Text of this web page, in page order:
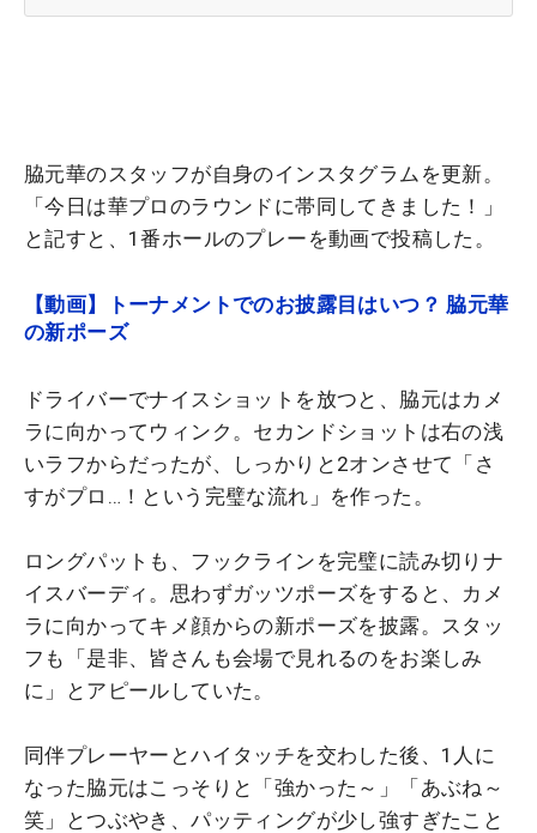
脇元華のスタッフが自身のインスタグラムを更新。
「今日は華プロのラウンドに帯同してきました！」
と記すと、1番ホールのプレーを動画で投稿した。
【動画】トーナメントでのお披露目はいつ？ 脇元華
の新ポーズ
ドライバーでナイスショットを放つと、脇元はカメ
ラに向かってウィンク。セカンドショットは右の浅
いラフからだったが、しっかりと2オンさせて「さ
すがプロ…！という完璧な流れ」を作った。
ロングパットも、フックラインを完璧に読み切りナ
イスバーディ。思わずガッツポーズをすると、カメ
ラに向かってキメ顔からの新ポーズを披露。スタッ
フも「是非、皆さんも会場で見れるのをお楽しみ
に」とアピールしていた。
同伴プレーヤーとハイタッチを交わした後、1人に
なった脇元はこっそりと「強かった～」「あぶね～
笑」とつぶやき、パッティングが少し強すぎたこと